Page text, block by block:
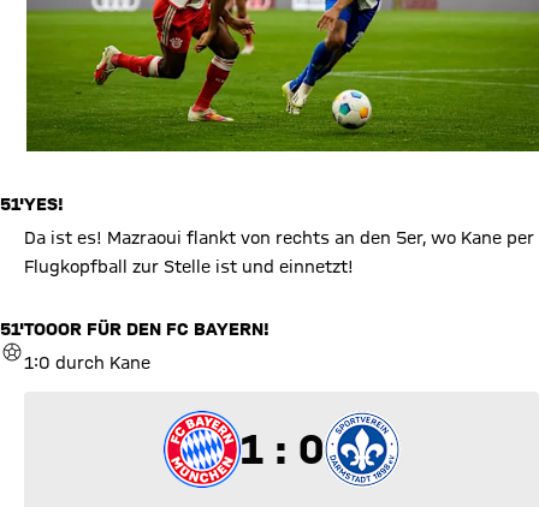
51'YES!
Da ist es! Mazraoui flankt von rechts an den 5er, wo Kane per
Flugkopfball zur Stelle ist und einnetzt!
51'
TOR
TOOOR FÜR DEN FC BAYERN!
1:0 durch Kane
1 zu 0
1 : 0